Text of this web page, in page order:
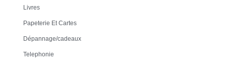
Livres
Papeterie Et Cartes
Dépannage/cadeaux
Telephonie